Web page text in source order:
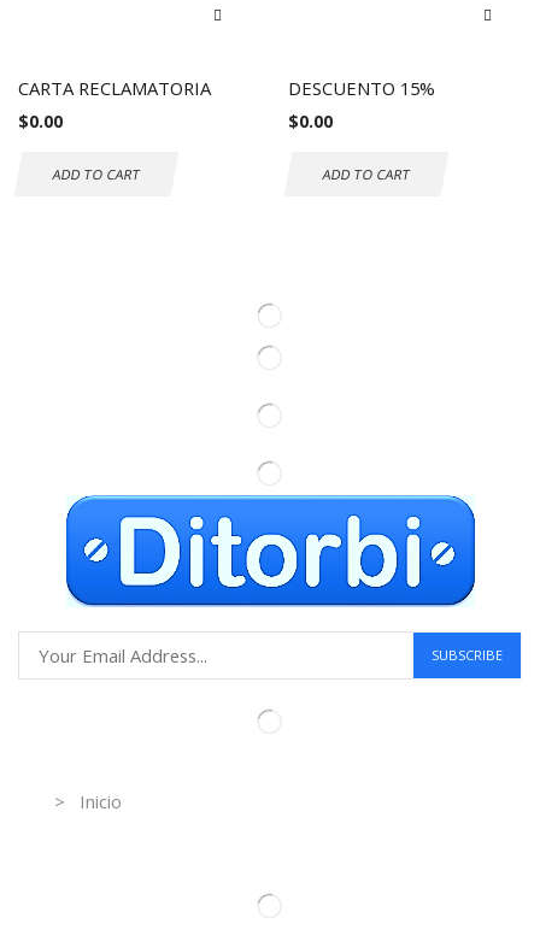
CARTA RECLAMATORIA
$0.00
ADD TO CART
DESCUENTO 15%
$0.00
ADD TO CART
> Inicio